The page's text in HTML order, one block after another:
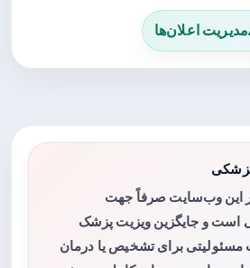
مدیریت اعلان‌ها
این وب‌سایت صرفاً جهت
است و جایگزین ویزیت پزشک
برای تشخیص یا درمان